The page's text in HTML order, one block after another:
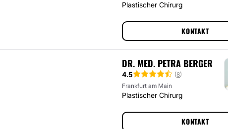
Plastischer Chirurg
KONTAKT
DR. MED. PETRA BERGER
4.5 (8)
Frankfurt am Main
Plastischer Chirurg
KONTAKT